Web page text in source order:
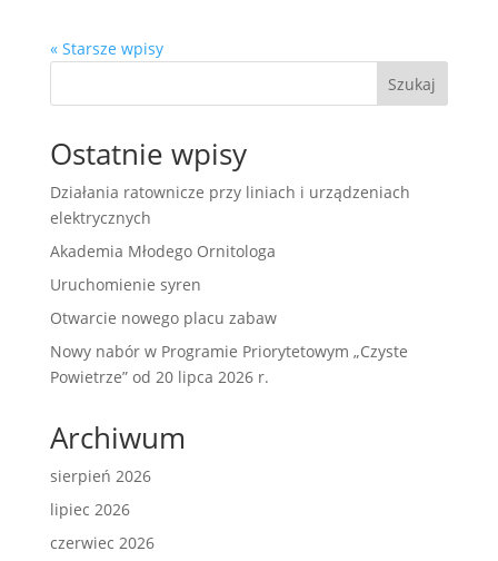
« Starsze wpisy
Szukaj
Ostatnie wpisy
Działania ratownicze przy liniach i urządzeniach
elektrycznych
Akademia Młodego Ornitologa
Uruchomienie syren
Otwarcie nowego placu zabaw
Nowy nabór w Programie Priorytetowym „Czyste
Powietrze” od 20 lipca 2026 r.
Archiwum
sierpień 2026
lipiec 2026
czerwiec 2026